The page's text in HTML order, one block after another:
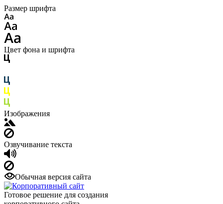
Размер шрифта
Цвет фона и шрифта
Изображения
Озвучивание текста
Обычная версия сайта
Готовое решение для создания